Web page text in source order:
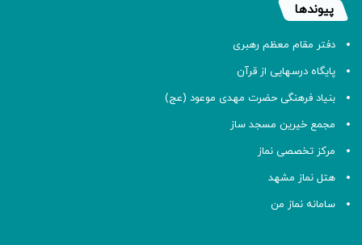
پیوندها
دفتر مقام معظم رهبری
پایگاه درسهایی از قرآن
بنیاد فرهنگی حضرت مهدی موعود (عج)
مجمع خیرین مسجد ساز
مرکز تخصصی نماز
هتل نماز مشهد
سامانه نماز من